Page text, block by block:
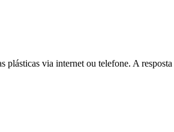
via internet ou telefone. A